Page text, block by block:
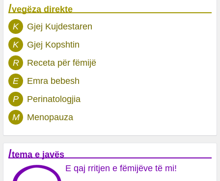
/vegëza direkte
K
Gjej Kujdestaren
K
Gjej Kopshtin
R
Receta për fëmijë
E
Emra bebesh
P
Perinatologjia
M
Menopauza
/tema e javës
E qaj rritjen e fëmijëve të mi!